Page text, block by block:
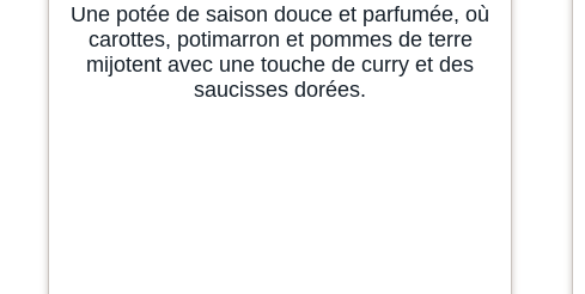
Une potée de saison douce et parfumée, où
carottes, potimarron et pommes de terre
mijotent avec une touche de curry et des
saucisses dorées.